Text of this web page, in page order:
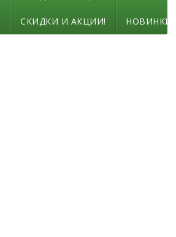
СКИДКИ И АКЦИИ! НОВИНКИ!